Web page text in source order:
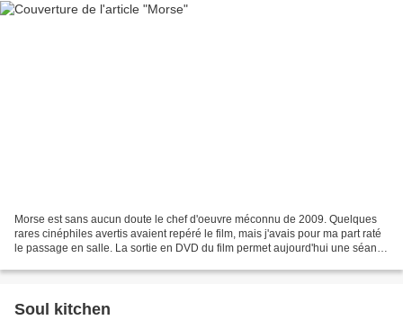
Morse est sans aucun doute le chef d'oeuvre méconnu de 2009. Quelques
rares cinéphiles avertis avaient repéré le film, mais j'avais pour ma part raté
le passage en salle. La sortie en DVD du film permet aujourd'hui une séance
Soul kitchen